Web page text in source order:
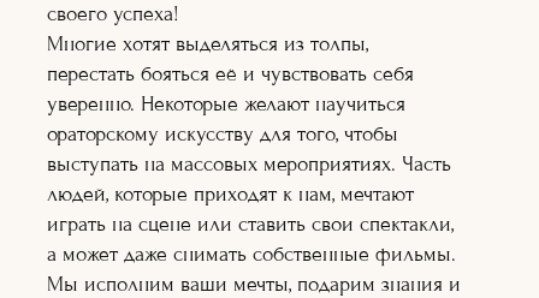
Сценарное дело
Видеоблогер
Журналистика
Подробнее
Подробне
е
Подробнее
Подробнее
Подробне
е
Подробне
е
своего успеха!
Многие хотят выделяться из толпы,
перестать бояться её и чувствовать себя
уверенно. Некоторые желают научиться
ораторскому искусству для того, чтобы
выступать на массовых мероприятиях. Часть
людей, которые приходят к нам, мечтают
играть на сцене или ставить свои спектакли,
а может даже снимать собственные фильмы.
Мы исполним ваши мечты, подарим знания и